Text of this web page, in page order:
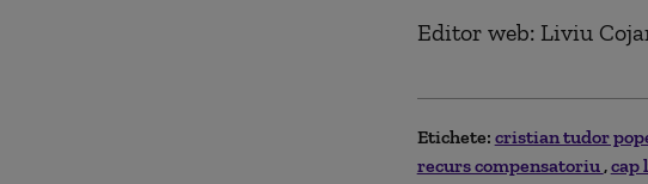
Editor web: Liviu
Etichete: cristian tudor
recurs compensatoriu cap